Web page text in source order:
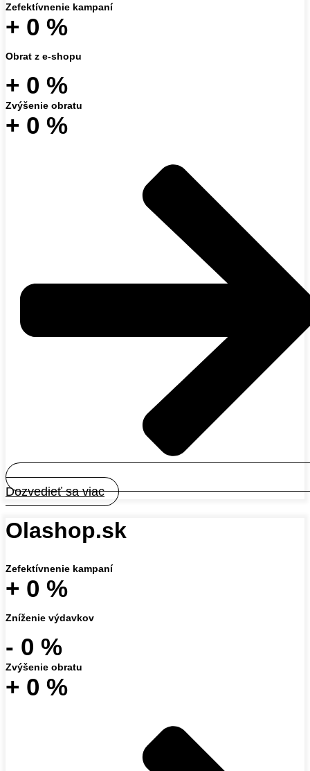
Zefektívnenie kampaní
+ 0 %
Obrat z e-shopu
+ 0 %
Zvýšenie obratu
+ 0 %
Dozvedieť sa viac
Olashop.sk
Zefektívnenie kampaní
+ 0 %
Zníženie výdavkov
- 0 %
Zvýšenie obratu
+ 0 %